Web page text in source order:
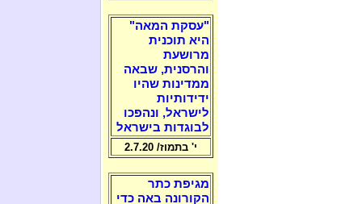
"עסקת המאה"
היא תוכנית
מרושעת
והרסנית, שבאה
ממדינות שהיו
ידידותיות
לישראל, ונהפכו
לבוגדות בישראל
י' בתמוז/ 2.7.20
מגיפת כתר
הקורונה באה כדי